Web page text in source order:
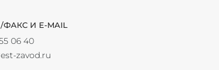
И E-MAIL
06 40
zavod.ru